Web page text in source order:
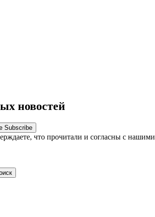
новостей
Subscribe
что прочитали и согласны с нашими